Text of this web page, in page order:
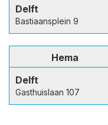
Delft
Bastiaansplein 9
Hema
Delft
Gasthuislaan 107